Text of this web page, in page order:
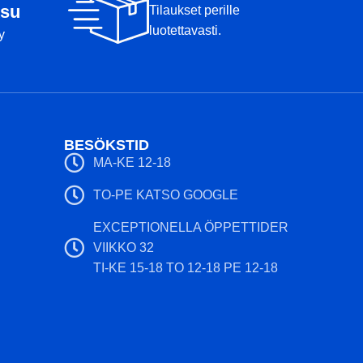
Tilaukset perille
luotettavasti.
BESÖKSTID
MA-KE 12-18
TO-PE KATSO GOOGLE
EXCEPTIONELLA ÖPPETTIDER
VIIKKO 32
TI-KE 15-18 TO 12-18 PE 12-18